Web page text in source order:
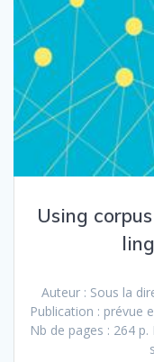
Using
Auteur : Sous la
Publication : prévue
Nb de pages : 264